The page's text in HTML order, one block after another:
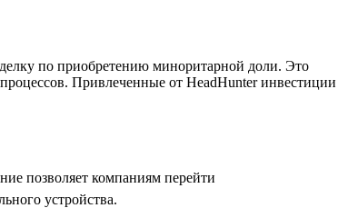
по приобретению миноритарной доли. Это
Привлеченные от HeadHunter инвестиции
позволяет компаниям перейти
устройства.